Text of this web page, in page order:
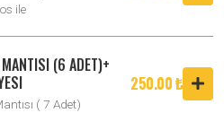
ile
(6 ADET)+
( 7 Adet)
250.00 ₺